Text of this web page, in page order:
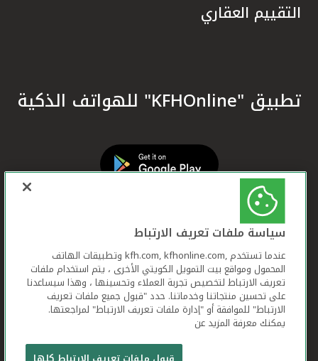
التقييم العقاري
تطبيق "KFHOnline" للهواتف الذكية
بيت التمويل الكويتي جميع الحقوق محفوظة © 2026
سياسة ملفات تعريف الارتباط
عندما تستخدم ,kfh.com, kfhonline.com وتطبيقات الهاتف
المحمول ومواقع بيت التمويل الكويتي الأخرى ، يتم استخدام ملفات
تعريف الارتباط لتخصيص تجربة العملاء وتحسينها ، وهذا سيساعدنا
على تحسين منتجاتنا وخدماتنا. حدد "قبول جميع ملفات تعريف
الارتباط" للموافقة أو "إدارة ملفات تعريف الارتباط" لمراجعتها.
يمكنك معرفة المزيد عن